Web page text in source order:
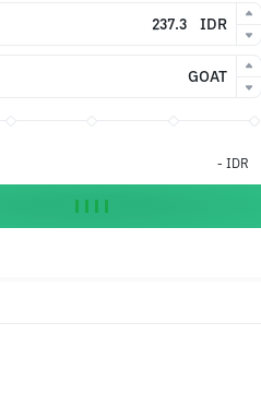
IDR
GOAT
- IDR